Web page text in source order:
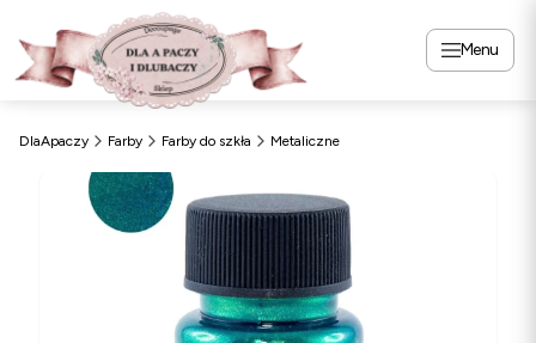
Menu
DlaApaczy Farby Farby do szkła Metaliczne